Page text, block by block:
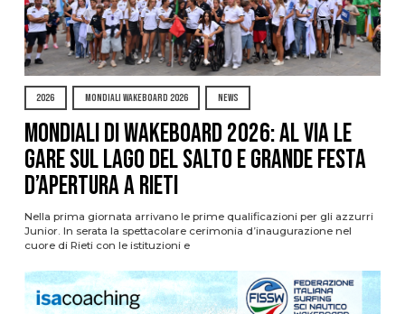
2026 MONDIALI WAKEBOARD 2026 NEWS
Mondiali di Wakeboard 2026: al via le
gare sul Lago del Salto e grande festa
d’apertura a Rieti
Nella prima giornata arrivano le prime qualificazioni per gli azzurri
Junior. In serata la spettacolare cerimonia d’inaugurazione nel
cuore di Rieti con le istituzioni e